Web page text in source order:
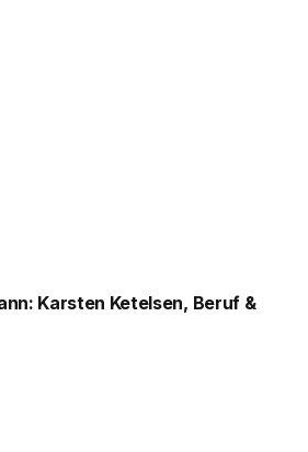
Karsten Ketelsen, Beruf &